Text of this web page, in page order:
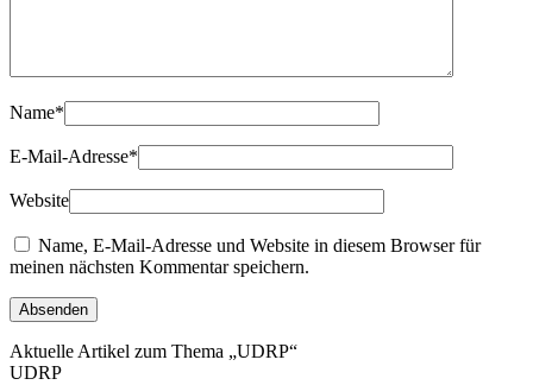
Name*
E-Mail-Adresse*
Website
Name, E-Mail-Adresse und Website in diesem Browser für
meinen nächsten Kommentar speichern.
Aktuelle Artikel zum Thema „UDRP“
UDRP